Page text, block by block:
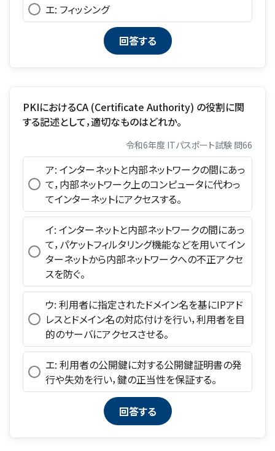
エ: フィッシング
PKIにおけるCA (Certificate Authority) の役割に関
する記述として，適切なものはどれか。
令和6年度 ITパスポート試験 問66
ア: インターネットと内部ネットワークの間にあっ
て，内部ネットワーク上のコンピュータに代わっ
てインターネットにアクセスする。
イ: インターネットと内部ネットワークの間にあっ
て，パケットフィルタリング機能などを用いてイン
ターネットから内部ネットワークへの不正アクセ
スを防ぐ。
ウ: 利用者に指定されたドメイン名を基にIPアド
レスとドメイン名の対応付けを行い，利用者を目
的のサーバにアクセスさせる。
エ: 利用者の公開鍵に対する公開鍵証明書の発
行や失効を行い，鍵の正当性を保証する。